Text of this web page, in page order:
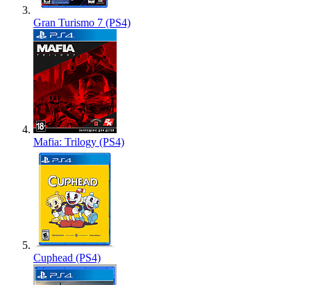
Gran Turismo 7 (PS4)
Mafia: Trilogy (PS4)
Cuphead (PS4)